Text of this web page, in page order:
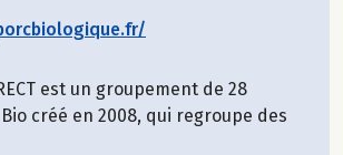
est un groupement de 28
créé en 2008, qui regroupe des